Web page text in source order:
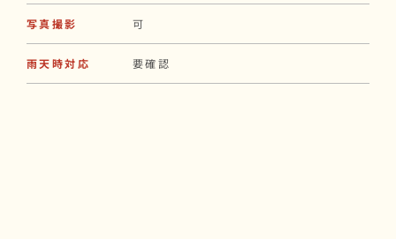
写真撮影 可
雨天時対応 要確認